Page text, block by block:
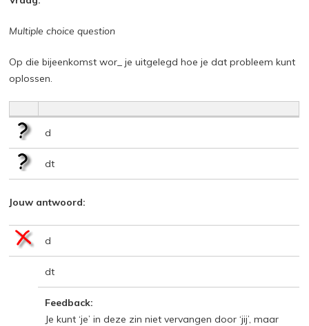
Multiple choice question
Op die bijeenkomst wor_ je uitgelegd hoe je dat probleem kunt
oplossen.
d
dt
Jouw antwoord:
d
dt
Feedback:
Je kunt ‘je’ in deze zin niet vervangen door ‘jij’, maar